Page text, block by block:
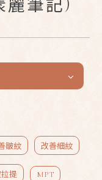
麗筆記
皺紋 改善細紋
提 MPT